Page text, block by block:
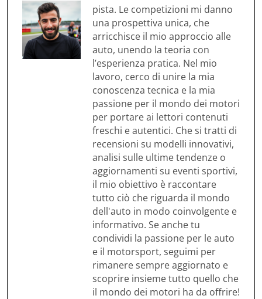
pista. Le competizioni mi danno
una prospettiva unica, che
arricchisce il mio approccio alle
auto, unendo la teoria con
l’esperienza pratica. Nel mio
lavoro, cerco di unire la mia
conoscenza tecnica e la mia
passione per il mondo dei motori
per portare ai lettori contenuti
freschi e autentici. Che si tratti di
recensioni su modelli innovativi,
analisi sulle ultime tendenze o
aggiornamenti su eventi sportivi,
il mio obiettivo è raccontare
tutto ciò che riguarda il mondo
dell'auto in modo coinvolgente e
informativo. Se anche tu
condividi la passione per le auto
e il motorsport, seguimi per
rimanere sempre aggiornato e
scoprire insieme tutto quello che
il mondo dei motori ha da offrire!